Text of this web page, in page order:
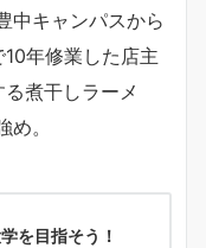
中キャンパスから
年修業した店主
煮干しラーメ
。
を目指そう！